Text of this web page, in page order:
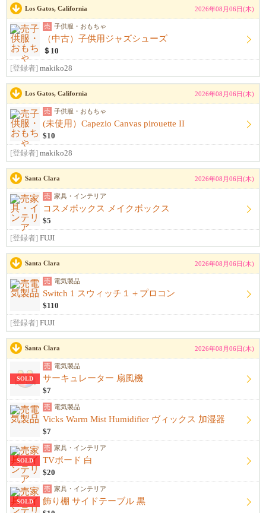
Los Gatos, California 2026年08月06日(木)
売 子供服・おもちゃ
（中古）子供用ジャズシューズ
＄10
[登録者] makiko28
Los Gatos, California 2026年08月06日(木)
売 子供服・おもちゃ
(未使用）Capezio Canvas pirouette II
$10
[登録者] makiko28
Santa Clara 2026年08月06日(木)
売 家具・インテリア
コスメボックス メイクボックス
$5
[登録者] FUJI
Santa Clara 2026年08月06日(木)
売 電気製品
Switch 1 スウィッチ１＋プロコン
$110
[登録者] FUJI
Santa Clara 2026年08月06日(木)
SOLD
売 電気製品
サーキュレーター 扇風機
$7
売 電気製品
Vicks Warm Mist Humidifier ヴィックス 加湿器
$7
SOLD
売 家具・インテリア
TVボード 白
$20
SOLD
売 家具・インテリア
飾り棚 サイドテーブル 黒